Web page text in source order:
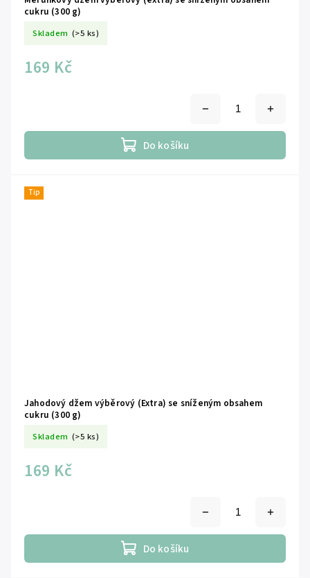
cukru (300 g)
Skladem (>5 ks)
169 Kč
Do košíku
Tip
Jahodový džem výběrový (Extra) se sníženým obsahem
cukru (300 g)
Skladem (>5 ks)
169 Kč
Do košíku